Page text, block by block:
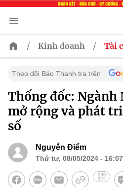
/ Kinh doanh / Tài
Theo dõi Báo Thanh tra trên
Thống đốc: Ngành
mở rộng và phát
số
Nguyễn Điểm
Thứ tư, 08/05/2024 - 16:07